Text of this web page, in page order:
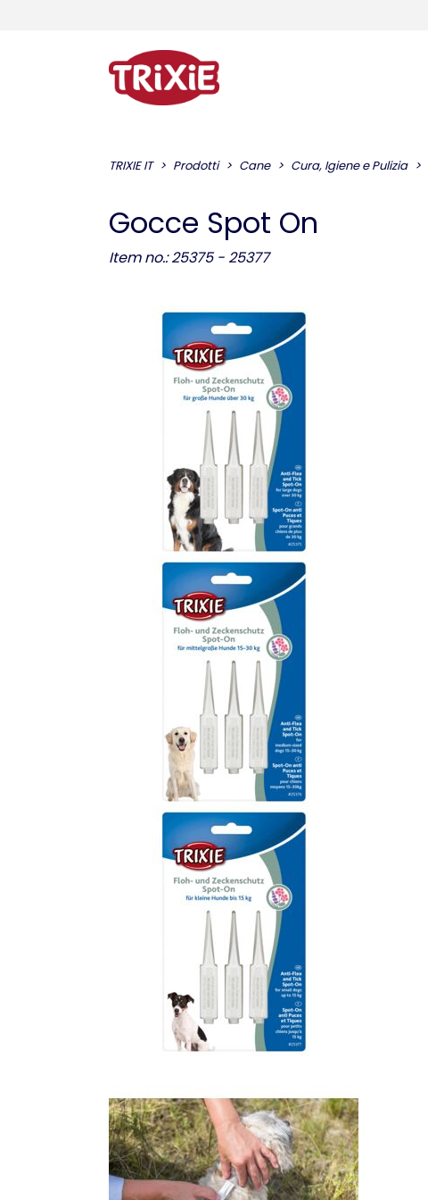
TRIXIE IT Prodotti Cane Cura, Igiene e Pulizia
Gocce Spot On
Item no.: 25375 - 25377